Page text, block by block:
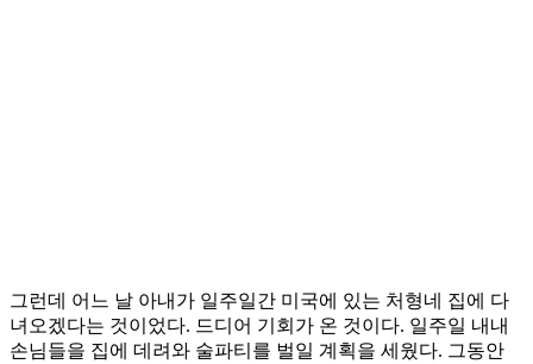
그런데 어느 날 아내가 일주일간 미국에 있는 처형네 집에 다
녀오겠다는 것이었다. 드디어 기회가 온 것이다. 일주일 내내
손님들을 집에 데려와 술파티를 벌일 계획을 세웠다. 그동안